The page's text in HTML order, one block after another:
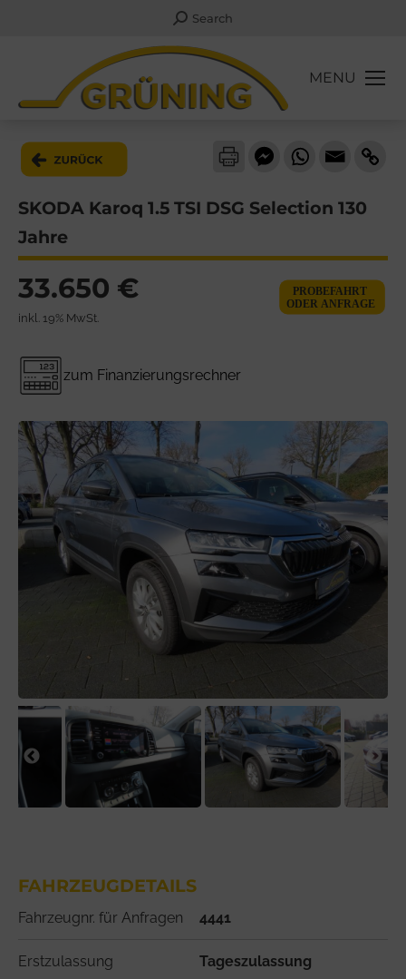
Search:
Search
MENU
SKODA Karoq 1.5 TSI DSG Selection 130
Jahre
33.650 €
inkl. 19% MwSt.
zum Finanzierungsrechner
FAHRZEUGDETAILS
Fahrzeugnr. für Anfragen 4441
Erstzulassung Tageszulassung